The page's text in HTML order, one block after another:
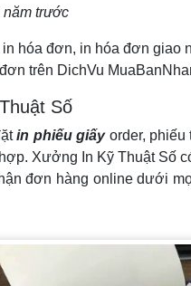
năm trước
hóa đơn, in hóa đơn giao
trên DichVu
Số
in phiếu giấyorder, phiếu
Xưởng In Kỹ Thuật Số
đơn hàng online dưới